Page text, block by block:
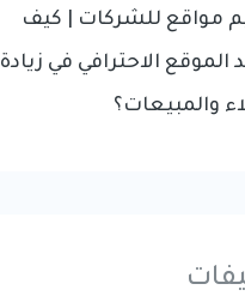
مواقع للشركات | كيف
الموقع الاحترافي في زيادة
والمبيعات؟